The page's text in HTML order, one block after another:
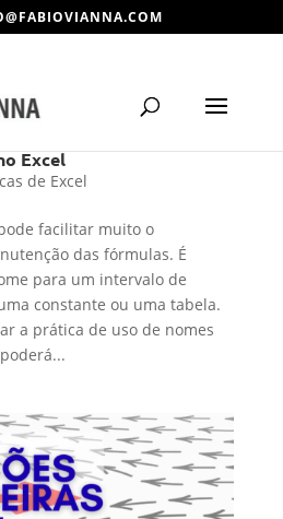
Excel
de Excel
facilitar muito o
das fórmulas. É
para um intervalo de
constante ou uma tabela.
a prática de uso de nomes